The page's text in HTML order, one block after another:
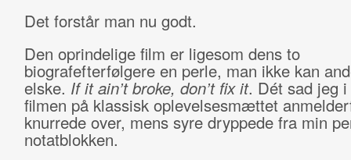
Det forstår man nu godt.
Den oprindelige film er ligesom dens to
biografefterfølgere en perle, man ikke kan
elske. If it ain’t broke, don’t fix it. Dét sad jeg
filmen på klassisk oplevelsesmættet
knurrede over, mens syre dryppede fra min
notatblokken.